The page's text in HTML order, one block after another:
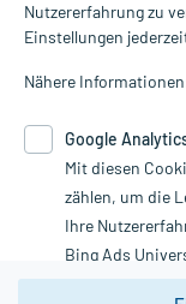
Alle Preise gelten
Informationen auf
die Untersuchung
Therapien eingeleitet
Google Analytics.
unserer
nutzen Sie das
Vertrag
Nutzererfahrung zu
Einstellungen
Nähere
Google
Mit diesen
zählen, um die
Ihre
Bing Ads
Youtube-Social